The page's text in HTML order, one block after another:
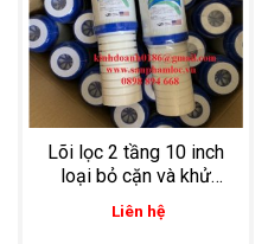
Lõi lọc 2 tầng 10 inch
loại bỏ cặn và khử
phèn trong nước sinh
hoạt
Liên hệ